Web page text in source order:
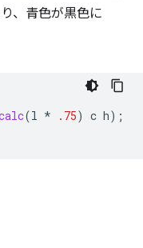
、青色が黒色に
(l * .75) c h);